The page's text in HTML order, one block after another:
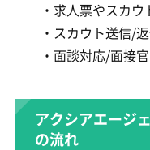
・求人票やスカ
・スカウト送信/
・面談対応/面接
アクシアエージ
の流れ